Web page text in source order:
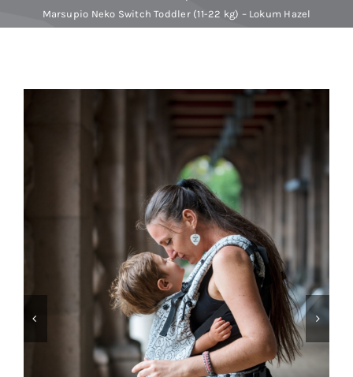
Buoni regalo
Marsupio Neko Switch Toddler (11-22 kg) – Lokum Hazel